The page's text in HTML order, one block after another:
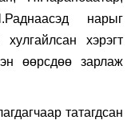
нарыг
хэрэгт
өөрсдөө зарлаж
татагдсан